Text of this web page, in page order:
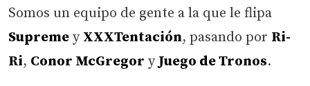
Somos un equipo de gente a la que le flipa
Supreme y XXXTentación, pasando por Ri-
Ri, Conor McGregor y Juego de Tronos.